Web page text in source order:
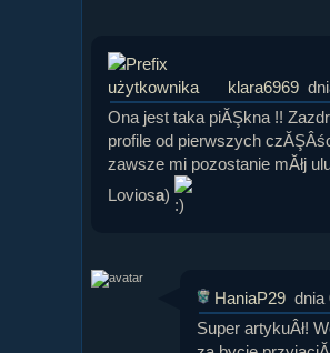
klara6969
Ona jest taka piĂŞkna !!
profile od pierwszych
zawsze mi pozostanie mĂłj
Loviosa)
HaniaP29 dnia
Super artykuÂł!